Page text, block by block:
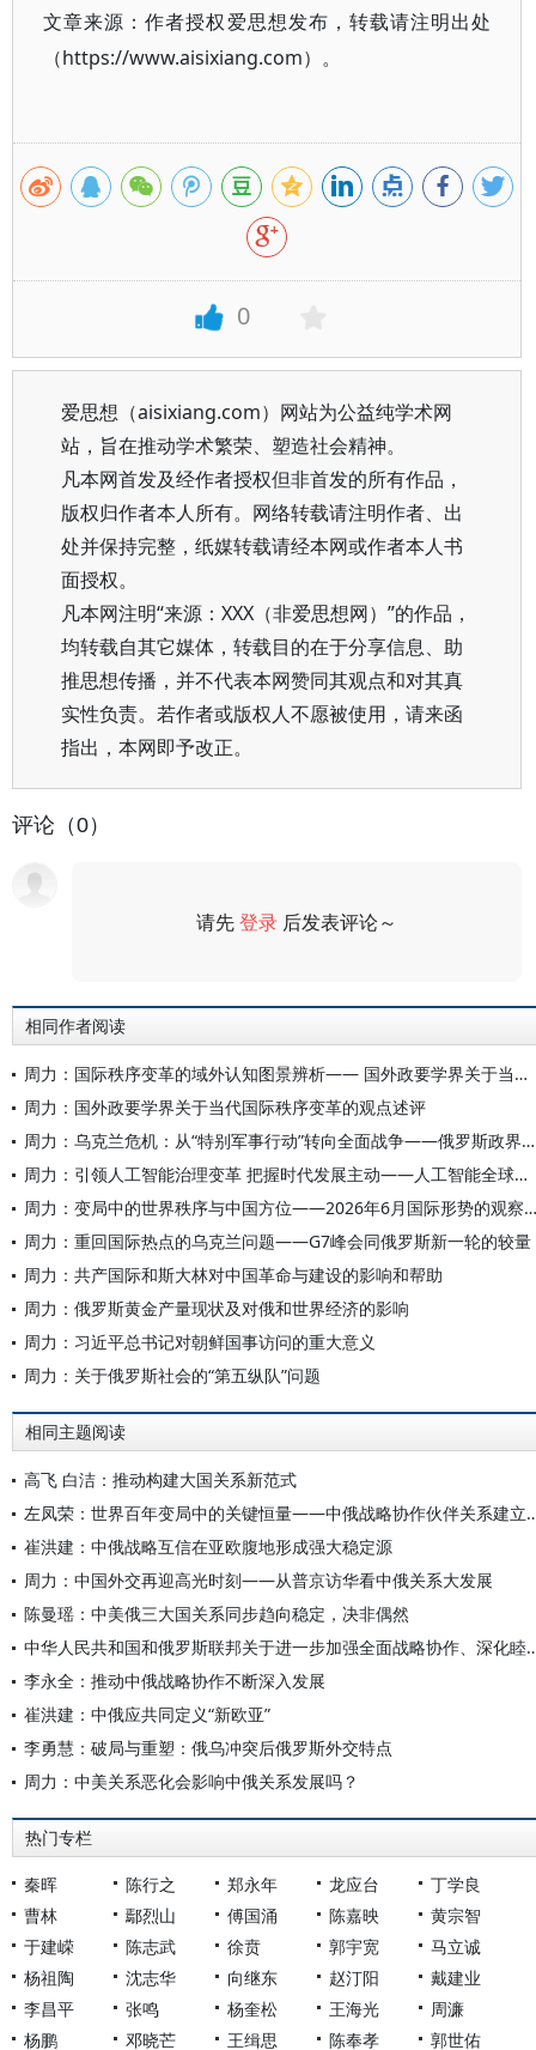
文章来源：作者授权爱思想发布，转载请注明出处
（https://www.aisixiang.com）。
0
爱思想（aisixiang.com）网站为公益纯学术网
站，旨在推动学术繁荣、塑造社会精神。
凡本网首发及经作者授权但非首发的所有作品，
版权归作者本人所有。网络转载请注明作者、出
处并保持完整，纸媒转载请经本网或作者本人书
面授权。
凡本网注明“来源：XXX（非爱思想网）”的作品，
均转载自其它媒体，转载目的在于分享信息、助
推思想传播，并不代表本网赞同其观点和对其真
实性负责。若作者或版权人不愿被使用，请来函
指出，本网即予改正。
评论（0）
请先登录 后发表评论～
相同作者阅读
周力：国际秩序变革的域外认知图景辨析—— 国外政要学界关于当代秩序变革的观点述评
周力：国外政要学界关于当代国际秩序变革的观点述评
周力：乌克兰危机：从“特别军事行动”转向全面战争——俄罗斯政界学界对当前局势的研判
周力：引领人工智能治理变革 把握时代发展主动——人工智能全球治理的中国担当与世界意义
周力：变局中的世界秩序与中国方位——2026年6月国际形势的观察与思考
周力：重回国际热点的乌克兰问题——G7峰会同俄罗斯新一轮的较量
周力：共产国际和斯大林对中国革命与建设的影响和帮助
周力：俄罗斯黄金产量现状及对俄和世界经济的影响
周力：习近平总书记对朝鲜国事访问的重大意义
周力：关于俄罗斯社会的“第五纵队”问题
相同主题阅读
高飞 白洁：推动构建大国关系新范式
左凤荣：世界百年变局中的
崔洪建：中俄战略互信在亚欧腹地形成强大稳定源
周力：中国外交再迎高光时刻——从普京访华看中俄关系大发展
陈曼瑶：中美俄三大国关系同步趋向稳定，决非偶然
中华人民共和国和俄罗斯联邦关于进
李永全：推动中俄战略协作不断深入发展
崔洪建：中俄应共同定义“新欧亚”
李勇慧：破局与重塑：俄乌冲突后俄罗斯外交特点
周力：中美关系恶化会影响中俄关系发展吗？
热门专栏
秦晖 陈行之 郑永年 龙应台
丁学良
曹林
鄢烈山 傅国涌 陈嘉映
黄宗智
于建嵘
陈志武 徐贲 郭宇宽
马立诚
杨祖陶
沈志华 向继东 赵汀阳
戴建业
李昌平
张鸣 杨奎松 王海光
周濂
杨鹏
邓晓芒 王缉思 陈奉孝 郭世佑